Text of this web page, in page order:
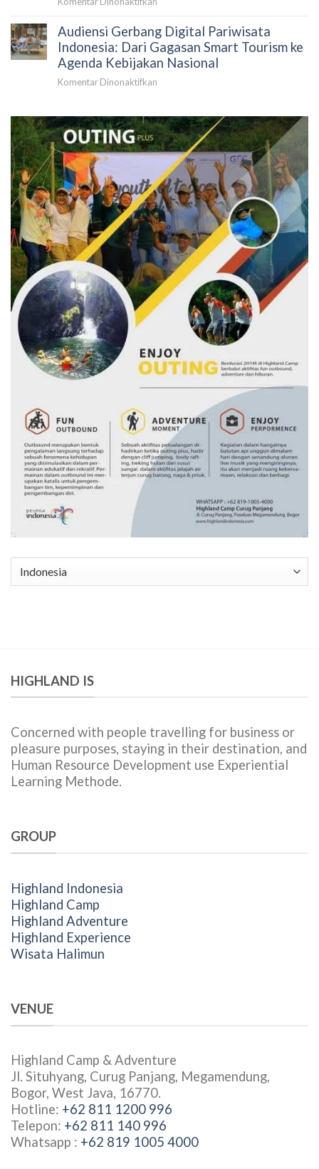
Adventure
Ciwidey
Building,
Gathering,
dan
Kapilih
Pancawati:
Venue
di
Caringin
Bogor
Audiensi Gerbang Digital Pariwisata
Indonesia: Dari Gagasan Smart Tourism ke
Agenda Kebijakan Nasional
Komentar Dinonaktifkan
Digital
Pariwisata
Indonesia:
Dari
Gagasan
Smart
Tourism
ke
Agenda
Kebijakan
Nasional
Pilih
sebuah
HIGHLAND IS
Concerned with people travelling for business or
pleasure purposes, staying in their destination, and
Human Resource Development use Experiential
Learning Methode.
GROUP
Highland Indonesia
Highland Camp
Highland Adventure
Highland Experience
Wisata Halimun
VENUE
Highland Camp & Adventure
Jl. Situhyang, Curug Panjang, Megamendung,
Bogor, West Java, 16770.
Hotline: +62 811 1200 996
Telepon: +62 811 140 996
Whatsapp : +62 819 1005 4000